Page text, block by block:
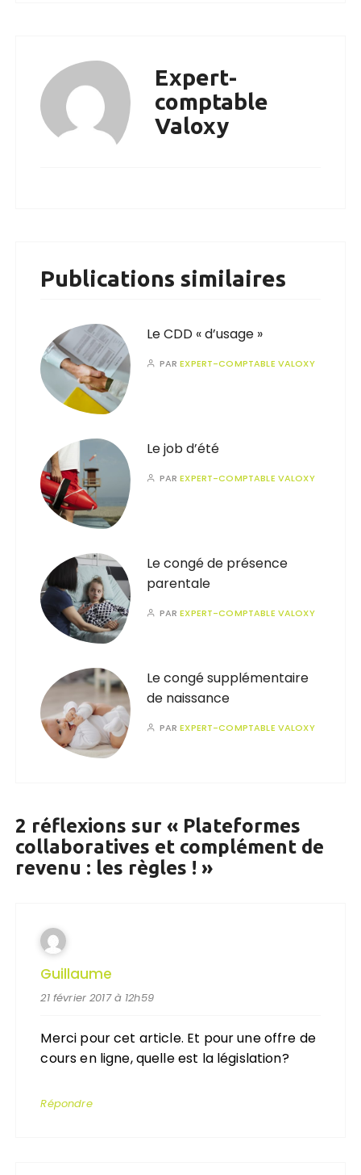
Expert-
comptable
Valoxy
Publications similaires
Le CDD « d’usage »
PAREXPERT-COMPTABLE VALOXY
Le job d’été
PAREXPERT-COMPTABLE VALOXY
Le congé de présence
parentale
PAREXPERT-COMPTABLE VALOXY
Le congé supplémentaire
de naissance
PAREXPERT-COMPTABLE VALOXY
2 réflexions sur « Plateformes
collaboratives et complément de
revenu : les règles ! »
Guillaume
21 février 2017 à 12h59
Merci pour cet article. Et pour une offre de
cours en ligne, quelle est la législation?
Répondre